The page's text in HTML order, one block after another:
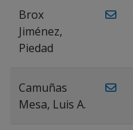
Brox
Jiménez,
Piedad
Camuñas
Mesa, Luis A.